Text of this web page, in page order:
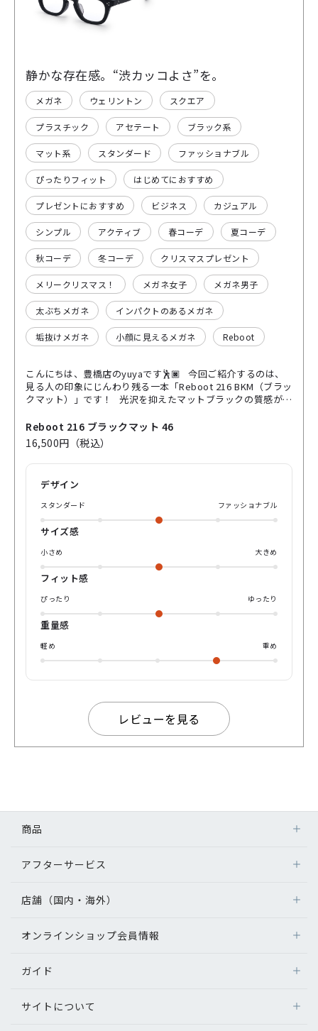
静かな存在感。“渋カッコよさ”を。
メガネ ウェリントン スクエア
プラスチック アセテート ブラック系
マット系 スタンダード ファッショナブル
ぴったりフィット はじめてにおすすめ
プレゼントにおすすめ ビジネス カジュアル
シンプル アクティブ 春コーデ 夏コーデ
秋コーデ 冬コーデ クリスマスプレゼント
メリークリスマス！ メガネ女子 メガネ男子
太ぶちメガネ インパクトのあるメガネ
垢抜けメガネ 小顔に見えるメガネ Reboot
こんにちは、豊橋店のyuyaです🕺🏿 今回ご紹介するのは、
見る人の印象にじんわり残る一本「Reboot 216 BKM（ブラッ
クマット）」です！ 光沢を抑えたマットブラックの質感がと
理由は、このフレームが放つ独特のオーラ🌬️ 角をほんのり丸
めた肉厚なシェイプが、無骨さの中に温かみを感じさせてく
れます！ フロントのリベット（飾り鋲）も程よいアクセント
👀 どこかヴィンテージ感がありながら、決して古臭くない、
に、見た目に反して軽やかな掛け心地！👯‍♂️ チタン芯を仕込ん
だテンプル構造で、安定感とフィット感もばっちりです！ ど
んなファッションにも馴染みやすく、カジュアルにもモード
にも使える万能デザイン🌚 “静かに主張する”って、こういう
ことなんです！ 余計な装飾はいらない、シンプルだからこそ
深みがある、 そんな大人の魅力を引き出してくれるフレーム
です💄 ぜひ店頭で手に取ってみてみてくださいね♪ yuyaで
した、それではまた💁‍♂️
Reboot 216 ブラックマット 46
16,500円（税込）
デザイン
スタンダード ファッショナブル
サイズ感
小さめ 大きめ
フィット感
ぴったり ゆったり
重量感
軽め 重め
レビューを見る
商品
アフターサービス
店舗（国内・海外）
オンラインショップ会員情報
ガイド
サイトについて